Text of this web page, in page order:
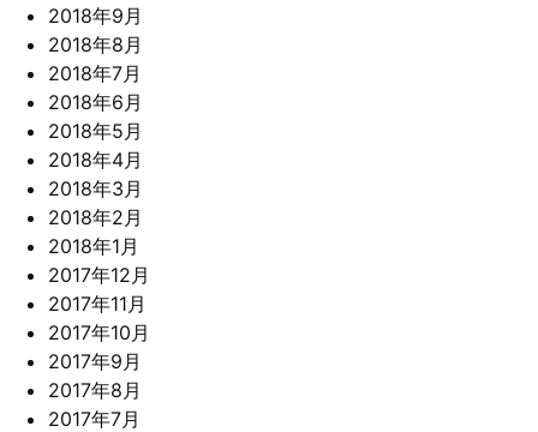
2018年9月
2018年8月
2018年7月
2018年6月
2018年5月
2018年4月
2018年3月
2018年2月
2018年1月
2017年12月
2017年11月
2017年10月
2017年9月
2017年8月
2017年7月